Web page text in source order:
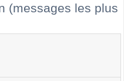
(messages les plus